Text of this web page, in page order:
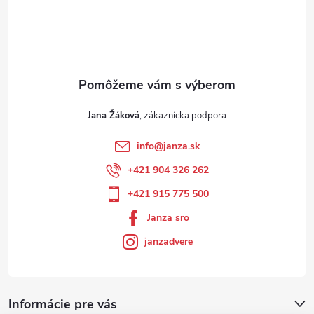
Informácie pre vás
Jana Žáková
info@janza.sk
+421 904 326 262
+421 915 775 500
Janza sro
janzadvere